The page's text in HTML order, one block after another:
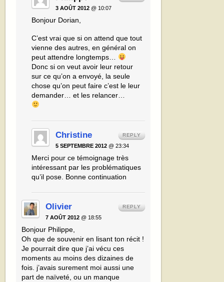
3 AOÛT 2012 @ 10:07
Bonjour Dorian,
C’est vrai que si on attend que tout
vienne des autres, en général on
peut attendre longtemps…
Donc si on veut avoir leur retour
sur ce qu’on a envoyé, la seule
chose qu’on peut faire c’est le leur
demander… et les relancer…
Christine
5 SEPTEMBRE 2012 @ 23:34
Merci pour ce témoignage très
intéressant par les problématiques
qu’il pose. Bonne continuation
REPLY
Olivier
7 AOÛT 2012 @ 18:55
Bonjour Philippe,
Oh que de souvenir en lisant ton récit !
Je pourrait dire que j’ai vécu ces
moments au moins des dizaines de
fois. j’avais surement moi aussi une
part de naïveté, ou un manque
REPLY